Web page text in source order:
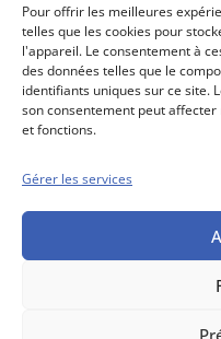
Pour offrir les meilleures
telles que les cookies pour
l'appareil. Le consentement à
des données telles que le
identifiants uniques sur ce site.
son consentement peut
et fonctions.
Gérer les services
Conseils boursiers depuis